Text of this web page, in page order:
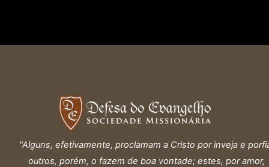
"Alguns, efetivamente, proclamam a Cristo por inveja e
outros, porém, o fazem de boa vontade; estes, por amor,